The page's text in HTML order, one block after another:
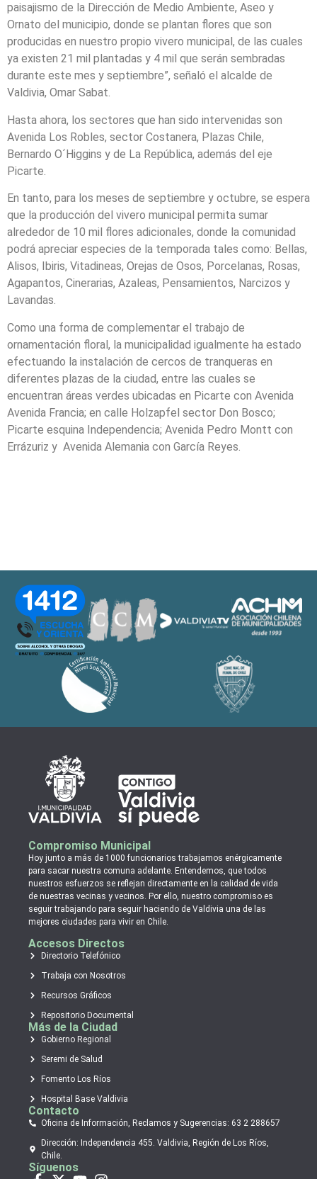
paisajismo de la Dirección de Medio Ambiente, Aseo y
Ornato del municipio, donde se plantan flores que son
producidas en nuestro propio vivero municipal, de las cuales
ya existen 21 mil plantadas y 4 mil que serán sembradas
durante este mes y septiembre”, señaló el alcalde de
Valdivia, Omar Sabat.
Hasta ahora, los sectores que han sido intervenidas son
Avenida Los Robles, sector Costanera, Plazas Chile,
Bernardo O´Higgins y de La República, además del eje
Picarte.
En tanto, para los meses de septiembre y octubre, se espera
que la producción del vivero municipal permita sumar
alrededor de 10 mil flores adicionales, donde la comunidad
podrá apreciar especies de la temporada tales como: Bellas,
Alisos, Ibiris, Vitadineas, Orejas de Osos, Porcelanas, Rosas,
Agapantos, Cinerarias, Azaleas, Pensamientos, Narcizos y
Lavandas.
Como una forma de complementar el trabajo de
ornamentación floral, la municipalidad igualmente ha estado
efectuando la instalación de cercos de tranqueras en
diferentes plazas de la ciudad, entre las cuales se
encuentran áreas verdes ubicadas en Picarte con Avenida
Avenida Francia; en calle Holzapfel sector Don Bosco;
Picarte esquina Independencia; Avenida Pedro Montt con
Errázuriz y Avenida Alemania con García Reyes.
Compromiso Municipal
Hoy junto a más de 1000 funcionarios trabajamos enérgicamente
para sacar nuestra comuna adelante. Entendemos, que todos
nuestros esfuerzos se reflejan directamente en la calidad de vida
de nuestras vecinas y vecinos. Por ello, nuestro compromiso es
seguir trabajando para seguir haciendo de Valdivia una de las
mejores ciudades para vivir en Chile.
Accesos Directos
Directorio Telefónico
Trabaja con Nosotros
Recursos Gráficos
Repositorio Documental
Más de la Ciudad
Gobierno Regional
Seremi de Salud
Fomento Los Ríos
Hospital Base Valdivia
Contacto
Oficina de Información, Reclamos y Sugerencias: 63 2 288657
Dirección: Independencia 455. Valdivia, Región de Los Ríos,
Chile.
Síguenos